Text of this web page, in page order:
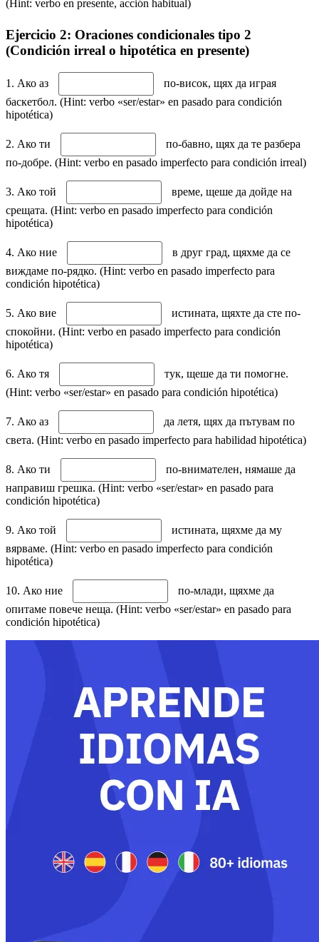
(Hint: verbo en presente, acción habitual)
Ejercicio 2: Oraciones condicionales tipo 2
(Condición irreal o hipotética en presente)
1. Ако аз
по-висок, щях да играя
баскетбол. (Hint: verbo «ser/estar» en pasado para condición
hipotética)
2. Ако ти
по-бавно, щях да те разбера
по-добре. (Hint: verbo en pasado imperfecto para condición irreal)
3. Ако той
време, щеше да дойде на
срещата. (Hint: verbo en pasado imperfecto para condición
hipotética)
4. Ако ние
в друг град, щяхме да се
виждаме по-рядко. (Hint: verbo en pasado imperfecto para
condición hipotética)
5. Ако вие
истината, щяхте да сте по-
спокойни. (Hint: verbo en pasado imperfecto para condición
hipotética)
6. Ако тя
тук, щеше да ти помогне.
(Hint: verbo «ser/estar» en pasado para condición hipotética)
7. Ако аз
да летя, щях да пътувам по
света. (Hint: verbo en pasado imperfecto para habilidad hipotética)
8. Ако ти
по-внимателен, нямаше да
направиш грешка. (Hint: verbo «ser/estar» en pasado para
condición hipotética)
9. Ако той
истината, щяхме да му
вярваме. (Hint: verbo en pasado imperfecto para condición
hipotética)
10. Ако ние
по-млади, щяхме да
опитаме повече неща. (Hint: verbo «ser/estar» en pasado para
condición hipotética)